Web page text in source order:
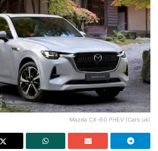
Mazda CX-60 PHEV (Cars.uk)